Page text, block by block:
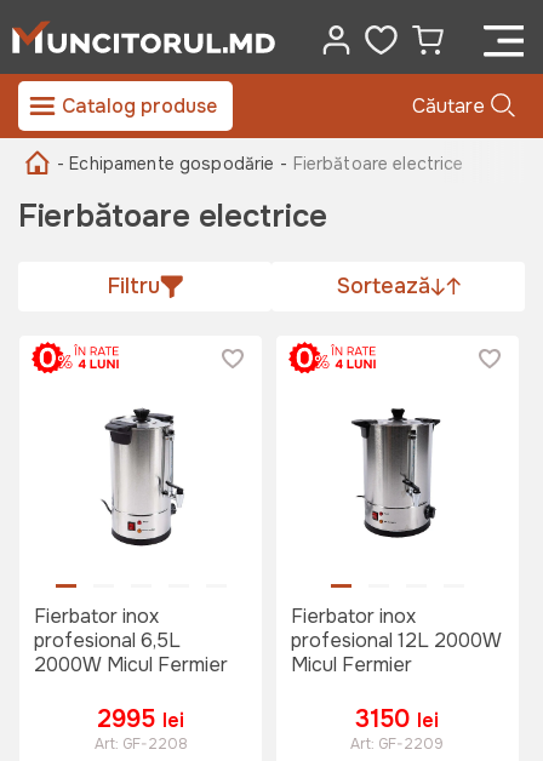
Catalog produse Căutare
- Echipamente gospodărie - Fierbătoare electrice
Fierbătoare electrice
Filtru Sortează
Fierbator inox
profesional 6,5L
2000W Micul Fermier
2995 lei
Art: GF-2208
Fierbator inox
profesional 12L 2000W
Micul Fermier
3150 lei
Art: GF-2209